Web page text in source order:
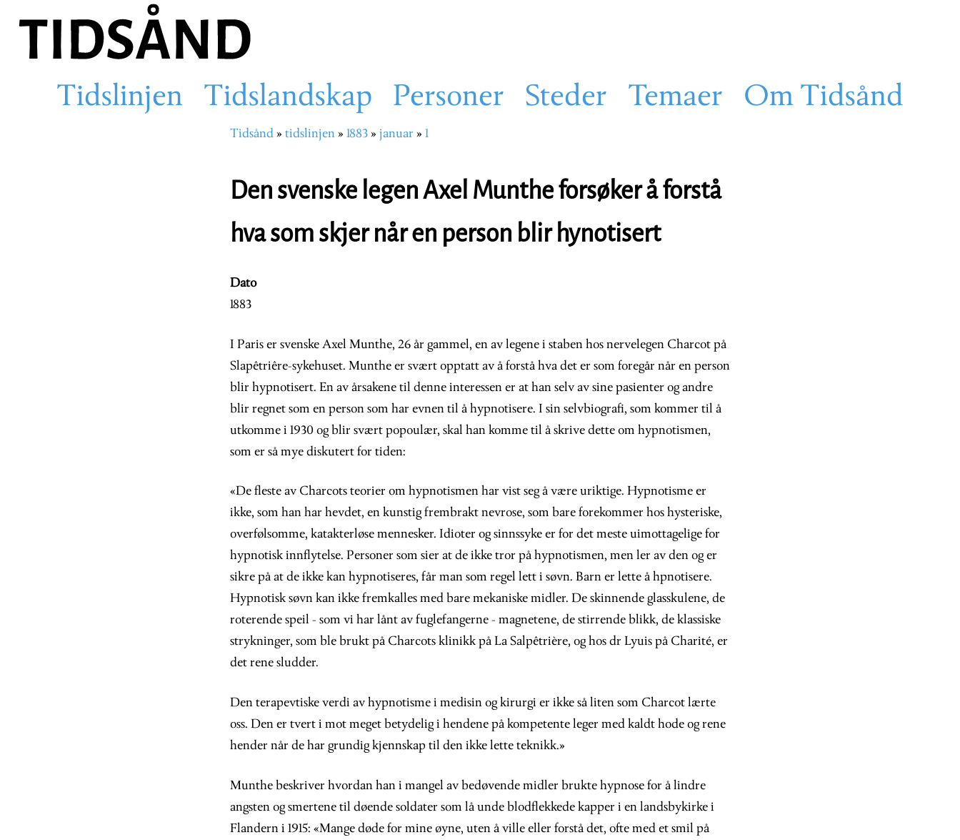
hovedinnhold
Main
Tidslinjen Tidslandskap Personer Steder Temaer Om Tidsånd
Navigasjonssti
Tidsånd tidslinjen 1883 januar 1
Den svenske legen Axel Munthe forsøker å forstå
hva som skjer når en person blir hynotisert
Dato
1883
I Paris er svenske Axel Munthe, 26 år gammel, en av legene i staben hos nervelegen Charcot på
Slapêtriêre-sykehuset. Munthe er svært opptatt av å forstå hva det er som foregår når en person
blir hypnotisert. En av årsakene til denne interessen er at han selv av sine pasienter og andre
blir regnet som en person som har evnen til å hypnotisere. I sin selvbiografi, som kommer til å
utkomme i 1930 og blir svært popoulær, skal han komme til å skrive dette om hypnotismen,
som er så mye diskutert for tiden:
«De fleste av Charcots teorier om hypnotismen har vist seg å være uriktige. Hypnotisme er
ikke, som han har hevdet, en kunstig frembrakt nevrose, som bare forekommer hos hysteriske,
overfølsomme, katakterløse mennesker. Idioter og sinnssyke er for det meste uimottagelige for
hypnotisk innflytelse. Personer som sier at de ikke tror på hypnotismen, men ler av den og er
sikre på at de ikke kan hypnotiseres, får man som regel lett i søvn. Barn er lette å hpnotisere.
Hypnotisk søvn kan ikke fremkalles med bare mekaniske midler. De skinnende glasskulene, de
roterende speil - som vi har lånt av fuglefangerne - magnetene, de stirrende blikk, de klassiske
strykninger, som ble brukt på Charcots klinikk på La Salpêtrière, og hos dr Lyuis på Charité, er
det rene sludder.
Den terapevtiske verdi av hypnotisme i medisin og kirurgi er ikke så liten som Charcot lærte
oss. Den er tvert i mot meget betydelig i hendene på kompetente leger med kaldt hode og rene
hender når de har grundig kjennskap til den ikke lette teknikk.»
Munthe beskriver hvordan han i mangel av bedøvende midler brukte hypnose for å lindre
angsten og smertene til døende soldater som lå unde blodflekkede kapper i en landsbykirke i
Flandern i 1915: «Mange døde for mine øyne, uten å ville eller forstå det, ofte med et smil på